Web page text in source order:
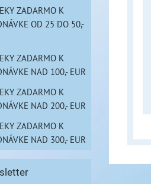
ZADARMO K
OD 25 DO 50,-
ZADARMO K
NAD 100,- EUR
ZADARMO K
NAD 200,- EUR
ZADARMO K
NAD 300,- EUR